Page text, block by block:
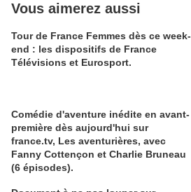
Vous aimerez aussi
Tour de France Femmes dès ce week-
end : les dispositifs de France
Télévisions et Eurosport.
Comédie d'aventure inédite en avant-
première dès aujourd'hui sur
france.tv, Les aventurières, avec
Fanny Cottençon et Charlie Bruneau
(6 épisodes).